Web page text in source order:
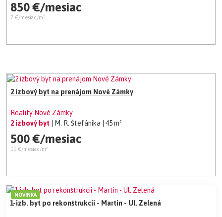
850 €/mesiac
7 €/mesiac/m²
2 izbový byt na prenájom Nové Zámky
Reality Nové Zámky
2 izbový byt
| M. R. Štefánika | 45 m²
500 €/mesiac
11 €/mesiac/m²
1-izb. byt po rekonštrukcii - Martin - Ul. Zelená
NOVINKA